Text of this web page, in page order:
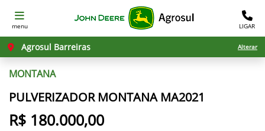
menu LIGAR
Agrosul Barreiras Alterar
MONTANA
PULVERIZADOR MONTANA MA2021
R$ 180.000,00